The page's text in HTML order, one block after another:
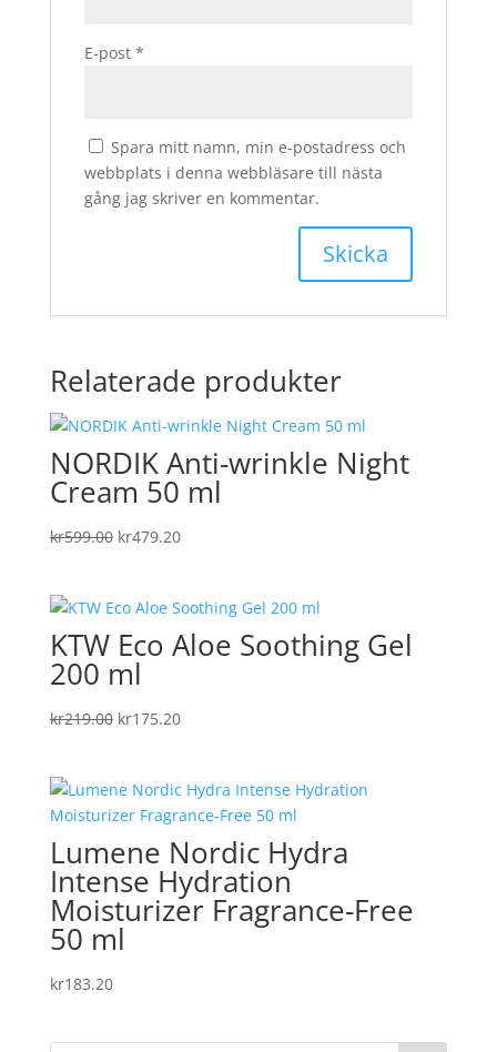
E-post *
Spara mitt namn, min e-postadress och
webbplats i denna webbläsare till nästa
gång jag skriver en kommentar.
Relaterade produkter
NORDIK Anti-wrinkle Night
Cream 50 ml
kr599.00 Det
var:
kr599.00.
kr479.20Det
är:
kr479.20.
KTW Eco Aloe Soothing Gel
200 ml
kr219.00 Det
var:
kr219.00.
kr175.20Det
är:
kr175.20.
Lumene Nordic Hydra
Intense Hydration
Moisturizer Fragrance-Free
50 ml
kr183.20